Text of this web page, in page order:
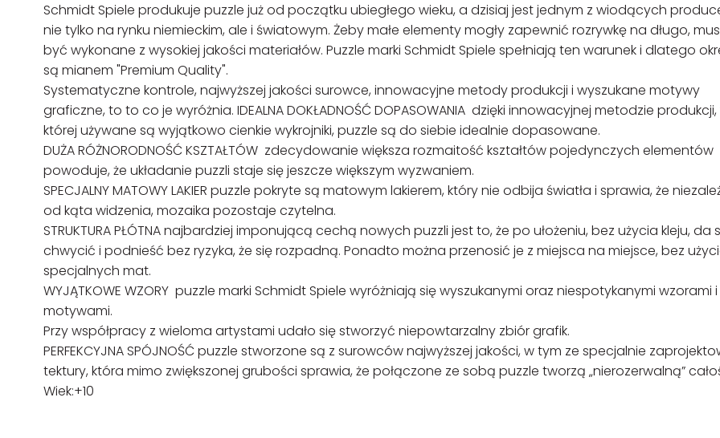
Schmidt Spiele produkuje puzzle już od początku ubiegłego wieku, a dzisiaj jest jednym z wiodących
nie tylko na rynku niemieckim, ale i światowym. Żeby małe elementy mogły zapewnić rozrywkę na długo,
być wykonane z wysokiej jakości materiałów. Puzzle marki Schmidt Spiele spełniają ten warunek i dlatego
są mianem "Premium Quality".
Systematyczne kontrole, najwyższej jakości surowce, innowacyjne metody produkcji i wyszukane motywy
graficzne, to to co je wyróżnia. IDEALNA DOKŁADNOŚĆ DOPASOWANIA dzięki innowacyjnej metodzie
której używane są wyjątkowo cienkie wykrojniki, puzzle są do siebie idealnie dopasowane.
DUŻA RÓŻNORODNOŚĆ KSZTAŁTÓW zdecydowanie większa rozmaitość kształtów pojedynczych elementów
powoduje, że układanie puzzli staje się jeszcze większym wyzwaniem.
SPECJALNY MATOWY LAKIER puzzle pokryte są matowym lakierem, który nie odbija światła i sprawia, że
od kąta widzenia, mozaika pozostaje czytelna.
STRUKTURA PŁÓTNA najbardziej imponującą cechą nowych puzzli jest to, że po ułożeniu, bez użycia kleju, da
chwycić i podnieść bez ryzyka, że się rozpadną. Ponadto można przenosić je z miejsca na miejsce, bez
specjalnych mat.
WYJĄTKOWE WZORY puzzle marki Schmidt Spiele wyróżniają się wyszukanymi oraz niespotykanymi wzorami i
motywami.
Przy współpracy z wieloma artystami udało się stworzyć niepowtarzalny zbiór grafik.
PERFEKCYJNA SPÓJNOŚĆ puzzle stworzone są z surowców najwyższej jakości, w tym ze specjalnie
tektury, która mimo zwiększonej grubości sprawia, że połączone ze sobą puzzle tworzą „nierozerwalną”
Wiek:+10